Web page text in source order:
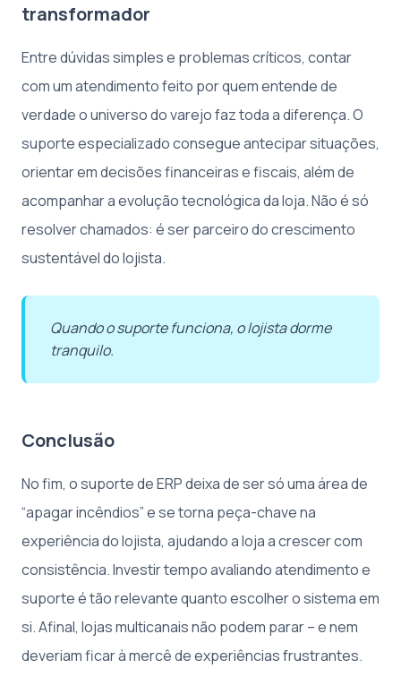
transformador
Entre dúvidas simples e problemas críticos, contar
com um atendimento feito por quem entende de
verdade o universo do varejo faz toda a diferença. O
suporte especializado consegue antecipar situações,
orientar em decisões financeiras e fiscais, além de
acompanhar a evolução tecnológica da loja. Não é só
resolver chamados: é ser parceiro do crescimento
sustentável do lojista.
Quando o suporte funciona, o lojista dorme
tranquilo.
Conclusão
No fim, o suporte de ERP deixa de ser só uma área de
“apagar incêndios” e se torna peça-chave na
experiência do lojista, ajudando a loja a crescer com
consistência. Investir tempo avaliando atendimento e
suporte é tão relevante quanto escolher o sistema em
si. Afinal, lojas multicanais não podem parar – e nem
deveriam ficar à mercê de experiências frustrantes.